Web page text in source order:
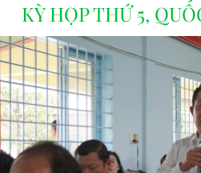
KỲ HỌP THỨ 5,